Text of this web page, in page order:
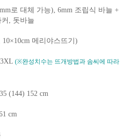
로 대체 가능), 6mm 조립식 바늘 +
, 돗바늘
메리야스뜨기)
(※완성치수는 뜨개방법과 솜씨에 따라
(144) 152 cm
cm